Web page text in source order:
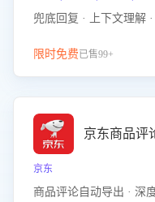
兜底回复 · 上下文理解
限时免费已售99+
京东商品评
京东
商品评论自动导出 · 深